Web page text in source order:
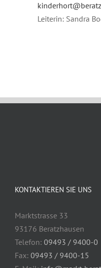
Leiterin: Sandra
KONTAKTIEREN SIE UNS
Marktstrasse 33
93176 Beratzhausen
Telefon: 09493 / 9400-0
Fax: 09493 / 9400-15